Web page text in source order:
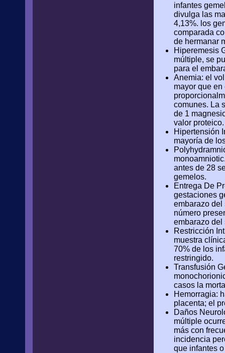
infantes
divulga las
4,13%. los
comparada
de hermanar
Hiperemesis
múltiple, se
para el
Anemia: el
mayor que
comunes. La
de 1
valor proteico.
Hipertensión
mayoría de
antes de 28
gemelos.
Entrega De
gestaciones
embarazo del
número
embarazo del
Restricción
muestra
70% de los
restringido.
Transfusión
casos la
Hemorragia:
placenta; el
Daños
múltiple
más con
incidencia
que infantes